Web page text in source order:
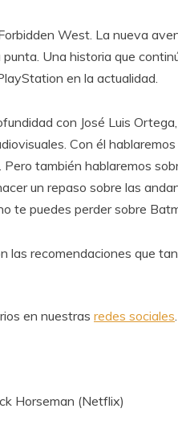
West. La nueva
Una historia que
en la actualidad.
con José Luis
Con él
también hablaremos
un repaso sobre las
te puedes perder sobre
las recomendaciones que
en nuestras redes sociales.
Horseman (Netflix)